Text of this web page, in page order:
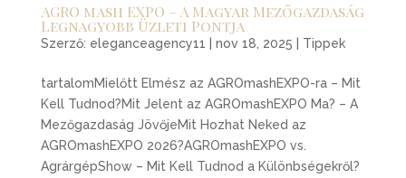
AGRO mash EXPO – A Magyar Mezőgazdaság
Legnagyobb Üzleti Pontja
Szerző: eleganceagency11 nov 18, 2025 Tippek
tartalomMielőtt Elmész az AGROmashEXPO-ra – Mit
Kell Tudnod?Mit Jelent az AGROmashEXPO Ma? – A
Mezőgazdaság JövőjeMit Hozhat Neked az
AGROmashEXPO 2026?AGROmashEXPO vs.
AgrárgépShow – Mit Kell Tudnod a Különbségekről?